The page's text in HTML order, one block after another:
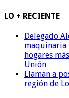
LO + RECIENTE
Delegado
maquinaria
hogares
Unión
Llaman a
región de